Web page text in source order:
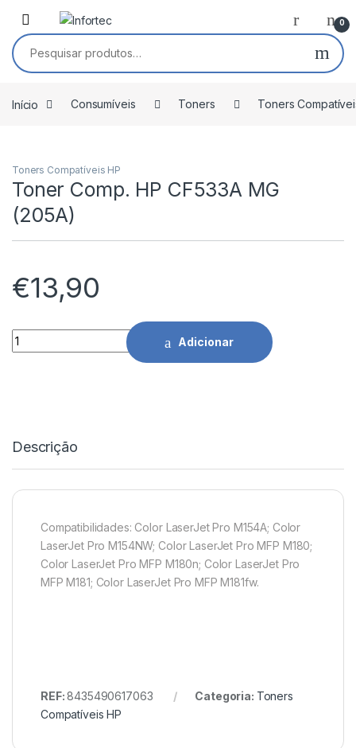
Saltar para navegação
Pular para o conteúdo
0
Pesquisar por:
Início Consumíveis Toners Toners
Toners Compatíveis HP
Toner Comp. HP CF533A MG
(205A)
€13,90
Toner Comp. HP CF533A MG (205A) quantidade
Adicionar
Descrição
Compatibilidades: Color LaserJet Pro M154A; Color
LaserJet Pro M154NW; Color LaserJet Pro MFP M180;
Color LaserJet Pro MFP M180n; Color LaserJet Pro
MFP M181; Color LaserJet Pro MFP M181fw.
REF:8435490617063 Categoria: Toners
Compatíveis HP